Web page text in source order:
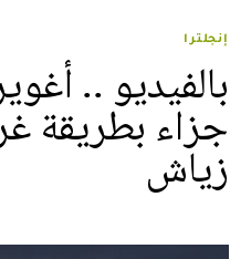
إنجلترا
بالفيديو ..
جزاء بطريقة
زياش